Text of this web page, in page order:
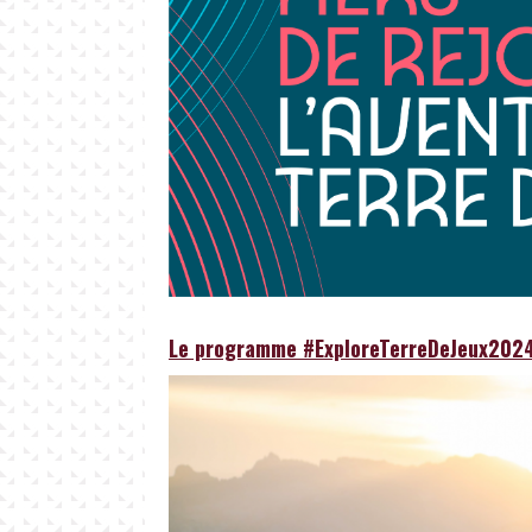
Le programme